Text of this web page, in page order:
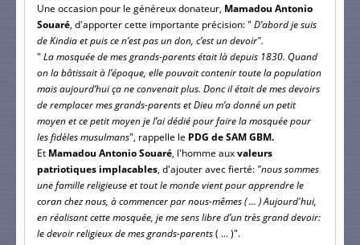
Une occasion pour le généreux donateur, Mamadou Antonio
Souaré, d'apporter cette importante précision: " D’abord je suis
de Kindia et puis ce n’est pas un don, c’est un devoir".
" La mosquée de mes grands-parents était là depuis 1830. Quand
on la bâtissait à l’époque, elle pouvait contenir toute la population
mais aujourd’hui ça ne convenait plus. Donc il était de mes devoirs
de remplacer mes grands-parents et Dieu m’a donné un petit
moyen et ce petit moyen je l’ai dédié pour faire la mosquée pour
les fidèles musulmans", rappelle le PDG de SAM GBM.
Et Mamadou Antonio Souaré, l'homme auxvaleurs
patriotiques implacables, d'ajouter avec fierté: "nous sommes
une famille religieuse et tout le monde vient pour apprendre le
coran chez nous, à commencer par nous-mêmes ( ... ) Aujourd'hui,
en réalisant cette mosquée, je me sens libre d’un très grand devoir:
le devoir religieux de mes grands-parents( ... )".